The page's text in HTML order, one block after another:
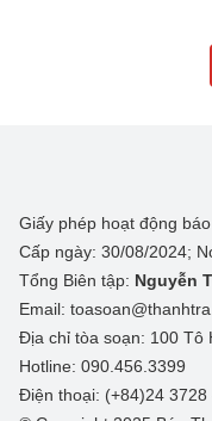
Giấy phép hoạt động
Cấp ngày: 30/08/2024;
Tổng Biên tập: Nguyễn
Email:
Địa chỉ tòa soạn: 100 Tô
Hotline: 090.456.3399
Điện thoại: (+84)24